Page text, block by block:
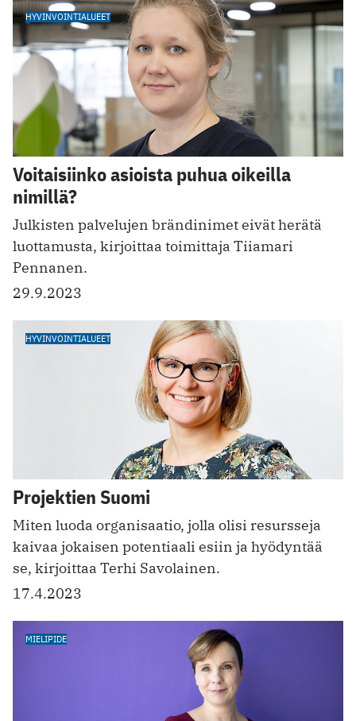
HYVINVOINTIALUEET
Voitaisiinko asioista puhua oikeilla
nimillä?
Julkisten palvelujen brändinimet eivät herätä
luottamusta, kirjoittaa toimittaja Tiiamari
Pennanen.
29.9.2023
HYVINVOINTIALUEET
Projektien Suomi
Miten luoda organisaatio, jolla olisi resursseja
kaivaa jokaisen potentiaali esiin ja hyödyntää
se, kirjoittaa Terhi Savolainen.
17.4.2023
MIELIPIDE